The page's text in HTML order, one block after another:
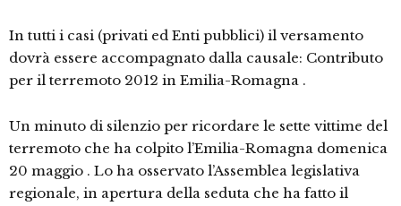
In tutti i casi (privati ed Enti pubblici) il versamento
dovrà essere accompagnato dalla causale: Contributo
per il terremoto 2012 in Emilia-Romagna .
Un minuto di silenzio per ricordare le sette vittime del
terremoto che ha colpito l’Emilia-Romagna domenica
20 maggio . Lo ha osservato l’Assemblea legislativa
regionale, in apertura della seduta che ha fatto il